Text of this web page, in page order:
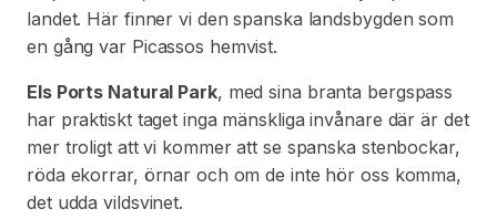
landet. Här finner vi den spanska landsbygden som
en gång var Picassos hemvist.
Els Ports Natural Park, med sina branta bergspass
har praktiskt taget inga mänskliga invånare där är det
mer troligt att vi kommer att se spanska stenbockar,
röda ekorrar, örnar och om de inte hör oss komma,
det udda vildsvinet.